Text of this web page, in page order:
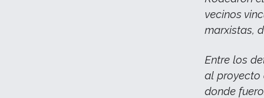
vecinos
marxistas,
Entre los
al proyecto
donde